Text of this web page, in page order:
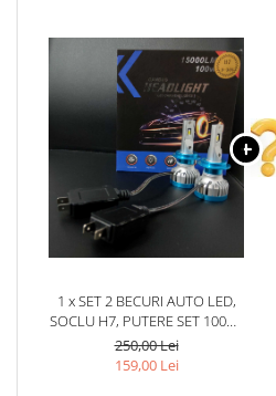
1 x SET 2 BECURI AUTO LED,
SOCLU H7, PUTERE SET 100W,
15.000 LUMENI
250,00 Lei
159,00 Lei